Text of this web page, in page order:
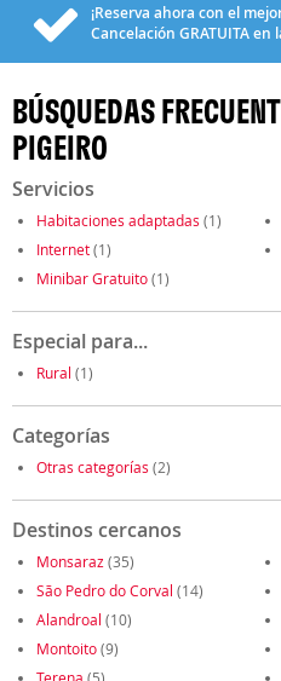
¡Reserva ahora con el
Cancelación GRATUITAen
BÚSQUEDAS
PIGEIRO
Servicios
Habitaciones adaptadas (1)
Internet(1)
Minibar Gratuito(1)
Especial para...
Rural (1)
Categorías
Otras categorías (2)
Destinos cercanos
Monsaraz (35)
São Pedro do Corval (14)
Alandroal (10)
Montoito(9)